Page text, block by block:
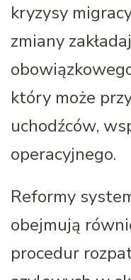
kryzysy
zmiany
który może
uchodźców,
operacyjnego.
Reformy
obejmują
procedur